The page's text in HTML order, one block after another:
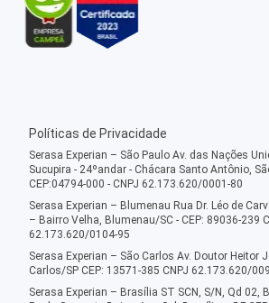
Políticas de Privacidade
Serasa Experian – São Paulo Av. das Nações
Sucupira - 24ºandar - Chácara Santo Antônio,
CEP:04794-000 - CNPJ 62.173.620/0001-80
Serasa Experian – Blumenau Rua Dr. Léo de
– Bairro Velha, Blumenau/SC - CEP: 89036-239
62.173.620/0104-95
Serasa Experian – São Carlos Av. Doutor Heitor
Carlos/SP CEP: 13571-385 CNPJ 62.173.620/
Serasa Experian – Brasília ST SCN, S/N, Qd 02,